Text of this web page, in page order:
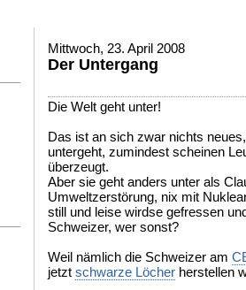
Mittwoch, 23. April 2008
Der Untergang
Die Welt geht unter!
Das ist an sich zwar nichts
untergeht, zumindest scheinen
überzeugt.
Aber sie geht anders unter als
Umweltzerstörung, nix mit
still und leise wirdse gefressen
Schweizer, wer sonst?
Weil nämlich die Schweizer am
jetzt schwarze Löcher herstellen